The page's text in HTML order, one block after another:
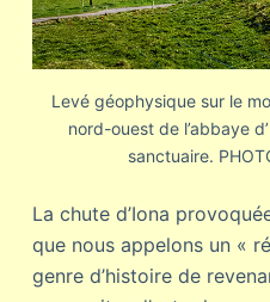
Levé géophysique sur le
nord-ouest de l’abbaye
sanctuaire.
La chute d’Iona
que nous appelons un «
genre d’histoire de